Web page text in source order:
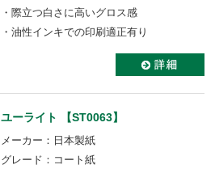
・際立つ白さに高いグロス感
・油性インキでの印刷適正有り
ユーライト 【ST0063】
メーカー：日本製紙
グレード：コート紙